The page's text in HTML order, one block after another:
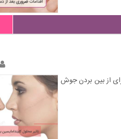
از بین بردن جوش